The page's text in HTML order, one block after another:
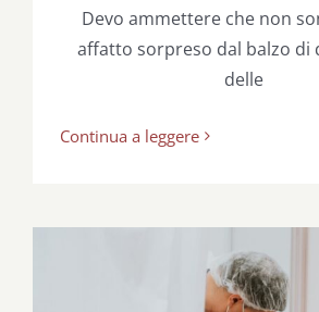
Devo ammettere che non
affatto sorpreso dal balzo di
delle
Continua a leggere